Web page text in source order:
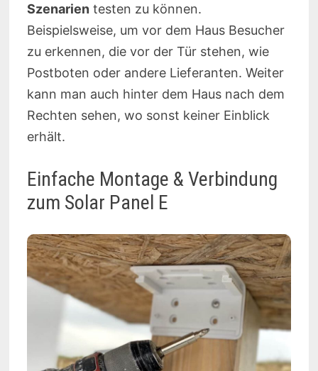
Szenarien testen zu können.
Beispielsweise, um vor dem Haus Besucher
zu erkennen, die vor der Tür stehen, wie
Postboten oder andere Lieferanten. Weiter
kann man auch hinter dem Haus nach dem
Rechten sehen, wo sonst keiner Einblick
erhält.
Einfache Montage & Verbindung
zum Solar Panel E